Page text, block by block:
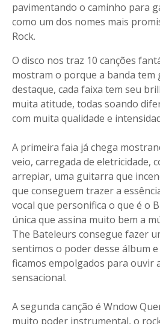
pavimentando o caminho para
como um dos nomes mais
Rock.
O disco nos traz 10 canções
mostram o porque a banda tem
destaque, cada faixa tem seu
muita atitude, todas soando
com muita qualidade e
A primeira faia já chega
veio, carregada de eletricidade,
arrepiar, uma guitarra que
que conseguem trazer a
vocal que personifica o que é o
única que assina muito bem a
The Bateleurs consegue fazer
sentimos o poder desse álbum
ficamos empolgados para ouvir
sensacional.
A segunda canção é Wndow
muito poder instrumental, o